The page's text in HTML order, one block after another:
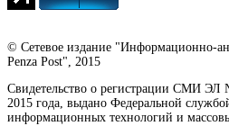
© Сетевое издание "Информационно-
Penza Post", 2015
Свидетельство о регистрации СМИ ЭЛ
2015 года, выдано Федеральной
информационных технологий и